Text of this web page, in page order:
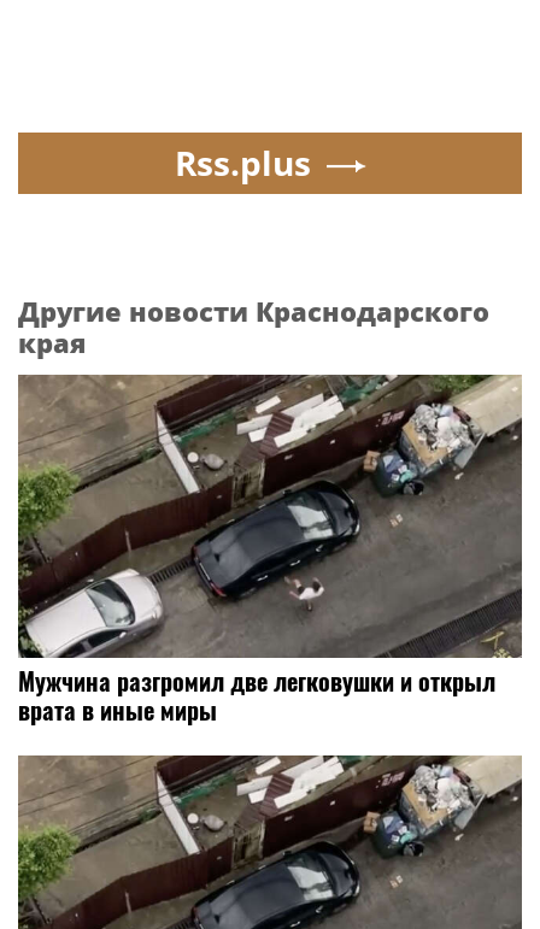
Rss.plus
Другие новости Краснодарского
края
Мужчина разгромил две легковушки и открыл
врата в иные миры